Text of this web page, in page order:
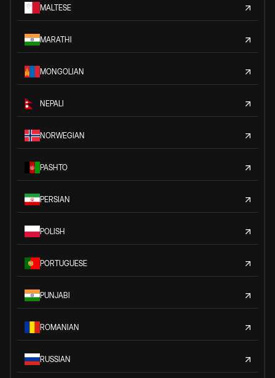
MALTESE
MARATHI
MONGOLIAN
NEPALI
NORWEGIAN
PASHTO
PERSIAN
POLISH
PORTUGUESE
PUNJABI
ROMANIAN
RUSSIAN